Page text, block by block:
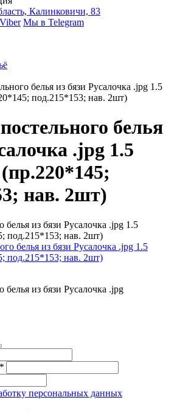
Калинковичи, 83
Мы в Telegram
белья из бязи Русалочка .jpg 1.5
под.215*153; нав. 2шт)
белья
.jpg 1.5
нав. 2шт)
белья из бязи Русалочка .jpg 1.5
под.215*153; нав. 2шт)
белья из бязи Русалочка .jpg
*
персональных данных